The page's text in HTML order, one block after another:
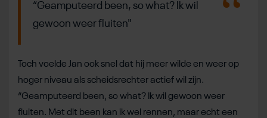
“Geamputeerd been, so what? Ik wil
gewoon weer fluiten"
Toch voelde Jan ook snel dat hij meer wilde en weer op
hoger niveau als scheidsrechter actief wil zijn.
“Geamputeerd been, so what? Ik wil gewoon weer
fluiten. Met dit been kan ik wel rennen, maar echt een